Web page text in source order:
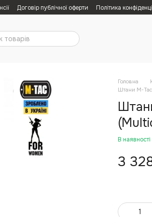
Договір публічної оферти Політика
Головна
Штани M-
В наявності
3